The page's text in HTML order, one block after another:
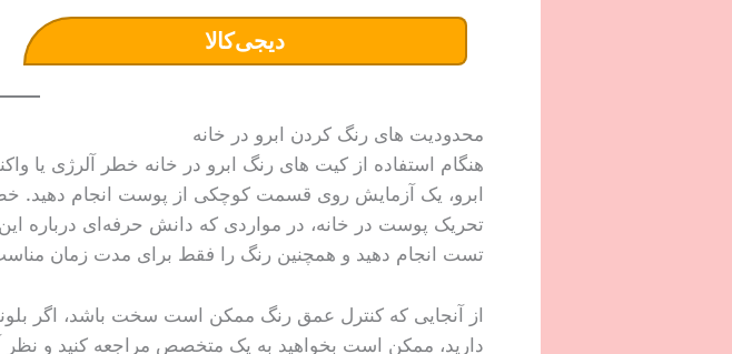
دیجی‌کالا
محدودیت های رنگ کردن ابرو در خانه
هنگام استفاده از کیت های رنگ ابرو در خانه خطر آلرژی یا
ابرو، یک آزمایش روی قسمت کوچکی از پوست انجام دهید.
تحریک پوست در خانه، در مواردی که دانش حرفه‌ای درباره
تست انجام دهید و همچنین رنگ را فقط برای مدت زمان
از آنجایی که کنترل عمق رنگ ممکن است سخت باشد، اگر
دارید، ممکن است بخواهید به یک متخصص مراجعه کنید و نظر